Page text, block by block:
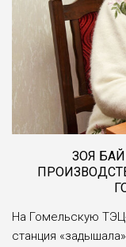
ЗОЯ
На Гомельскую
станция